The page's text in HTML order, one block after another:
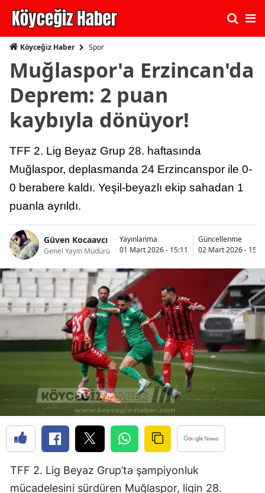
Köyceğiz Haber Spor
Muğlaspor'a Erzincan'da
Deprem: 2 puan
kaybıyla dönüyor!
TFF 2. Lig Beyaz Grup 28. haftasında
Muğlaspor, deplasmanda 24 Erzincanspor ile 0-
0 berabere kaldı. Yeşil-beyazlı ekip sahadan 1
puanla ayrıldı.
Güven Kocaavcı
Genel Yayın Müdürü
Yayınlanma
01 Mart 2026 - 15:11
Güncellenme
02 Mart 2026 -
TFF 2. Lig Beyaz Grup’ta şampiyonluk
mücadelesini sürdüren Muğlaspor, ligin 28.